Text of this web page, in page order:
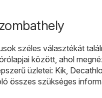
széles választékát
között, ahol
üzletei: Kik
összes szükséges